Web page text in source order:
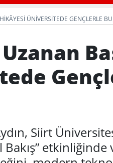
Kurtarıldı
ÜNIVERSITEDE GENÇLERLE
Siirt